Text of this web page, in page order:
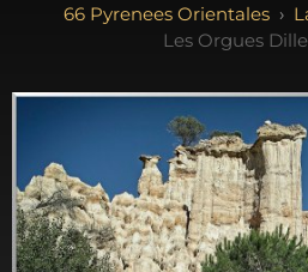
66 Pyrenees Orientales
Les Orgues